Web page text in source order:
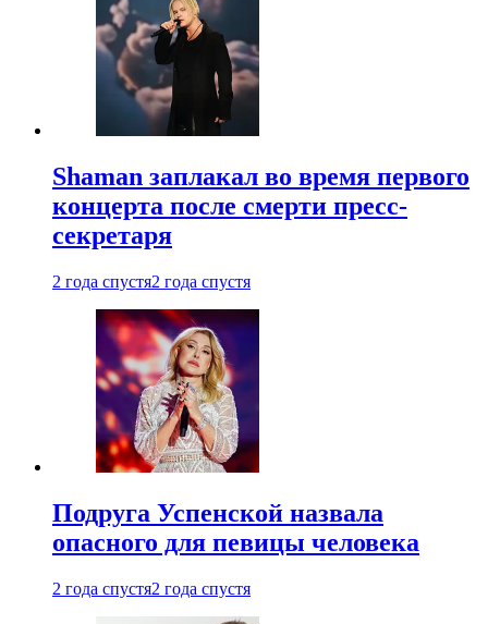
Shaman заплакал во время первого
концерта после смерти пресс-
секретаря
2 года спустя2 года спустя
Подруга Успенской назвала
опасного для певицы человека
2 года спустя2 года спустя